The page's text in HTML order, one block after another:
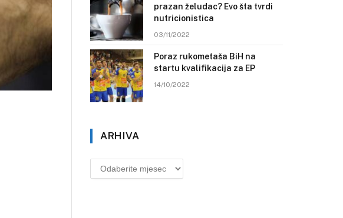
prazan želudac? Evo šta tvrdi
nutricionistica
03/11/2022
Poraz rukometaša BiH na
startu kvalifikacija za EP
14/10/2022
ARHIVA
Arhiva